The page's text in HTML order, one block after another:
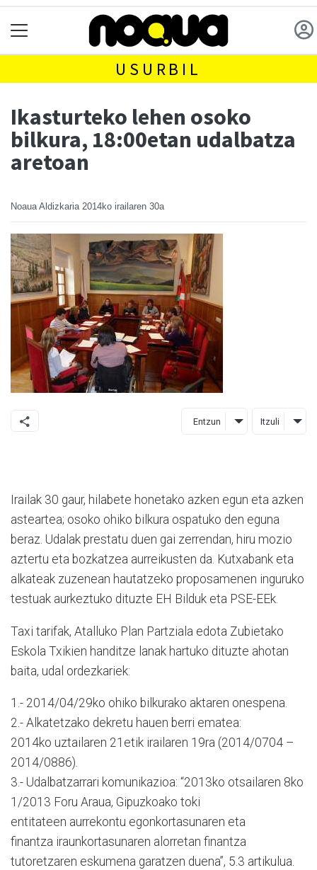
USURBIL
Ikasturteko lehen osoko
bilkura, 18:00etan udalbatza
aretoan
Noaua Aldizkaria 2014ko irailaren 30a
Entzun Itzuli
Irailak 30 gaur, hilabete honetako azken egun eta azken
asteartea; osoko ohiko bilkura ospatuko den eguna
beraz. Udalak prestatu duen gai zerrendan, hiru mozio
aztertu eta bozkatzea aurreikusten da. Kutxabank eta
alkateak zuzenean hautatzeko proposamenen inguruko
testuak aurkeztuko dituzte EH Bilduk eta PSE-EEk.
Taxi tarifak, Atalluko Plan Partziala edota Zubietako
Eskola Txikien handitze lanak hartuko dituzte ahotan
baita, udal ordezkariek:
1.- 2014/04/29ko ohiko bilkurako aktaren onespena.
2.- Alkatetzako dekretu hauen berri ematea:
2014ko uztailaren 21etik irailaren 19ra (2014/0704 –
2014/0886).
3.- Udalbatzarrari komunikazioa: “2013ko otsailaren 8ko
1/2013 Foru Araua, Gipuzkoako toki
entitateen aurrekontu egonkortasunaren eta
finantza iraunkortasunaren alorretan finantza
tutoretzaren eskumena garatzen duena”, 5.3 artikulua.